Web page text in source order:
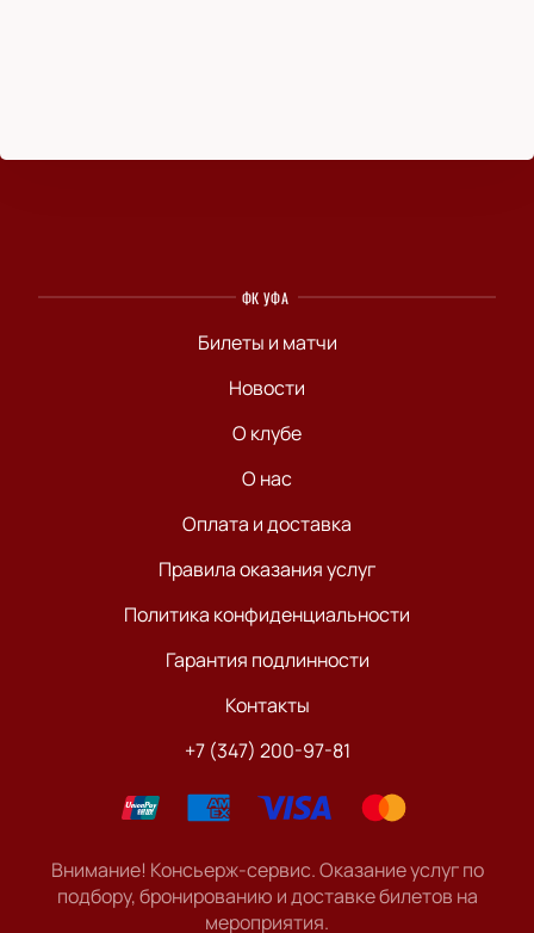
ФК УФА
Билеты и матчи
Новости
О клубе
О нас
Оплата и доставка
Правила оказания услуг
Политика конфиденциальности
Гарантия подлинности
Контакты
+7 (347) 200-97-81
Внимание! Консьерж-сервис. Оказание услуг по
подбору, бронированию и доставке билетов на
мероприятия.